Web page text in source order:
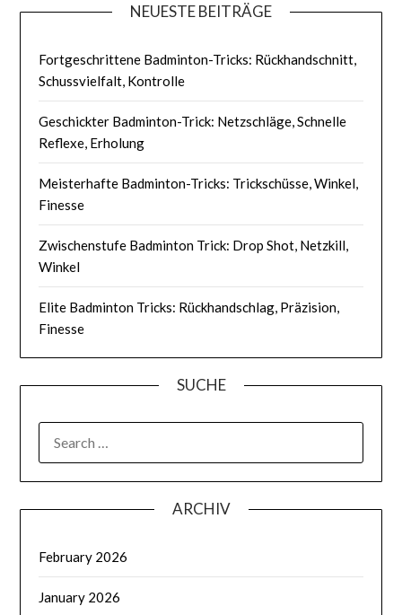
NEUESTE BEITRÄGE
Fortgeschrittene Badminton-Tricks: Rückhandschnitt,
Schussvielfalt, Kontrolle
Geschickter Badminton-Trick: Netzschläge, Schnelle
Reflexe, Erholung
Meisterhafte Badminton-Tricks: Trickschüsse, Winkel,
Finesse
Zwischenstufe Badminton Trick: Drop Shot, Netzkill,
Winkel
Elite Badminton Tricks: Rückhandschlag, Präzision,
Finesse
SUCHE
FOR:
ARCHIV
February 2026
January 2026